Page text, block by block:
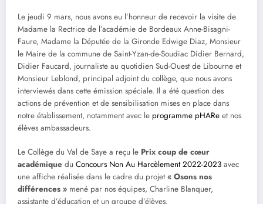
Le jeudi 9 mars, nous avons eu l’honneur de recevoir la visite de
Madame la Rectrice de l’académie de Bordeaux Anne-Bisagni-
Faure, Madame la Députée de la Gironde Edwige Diaz, Monsieur
le Maire de la commune de Saint-Yzan-de-Soudiac Didier Bernard,
Didier Faucard, journaliste au quotidien Sud-Ouest de Libourne et
Monsieur Leblond, principal adjoint du collège, que nous avons
interviewés dans cette émission spéciale. Il a été question des
actions de prévention et de sensibilisation mises en place dans
notre établissement, notamment avec le programme pHARe et nos
élèves ambassadeurs.
Le Collège du Val de Saye a reçu le Prix coup de cœur
académique du Concours Non Au Harcèlement 2022-2023 avec
une affiche réalisée dans le cadre du projet« Osons nos
différences » mené par nos équipes, Charline Blanquer,
assistante d’éducation et un groupe d’élèves.